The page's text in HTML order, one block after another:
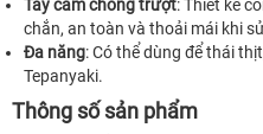
Tay cầm chống trượt: Thiết kế
chắn, an toàn và thoải mái khi
Đa năng: Có thể dùng để thái
Tepanyaki.
Thông số sản phẩm